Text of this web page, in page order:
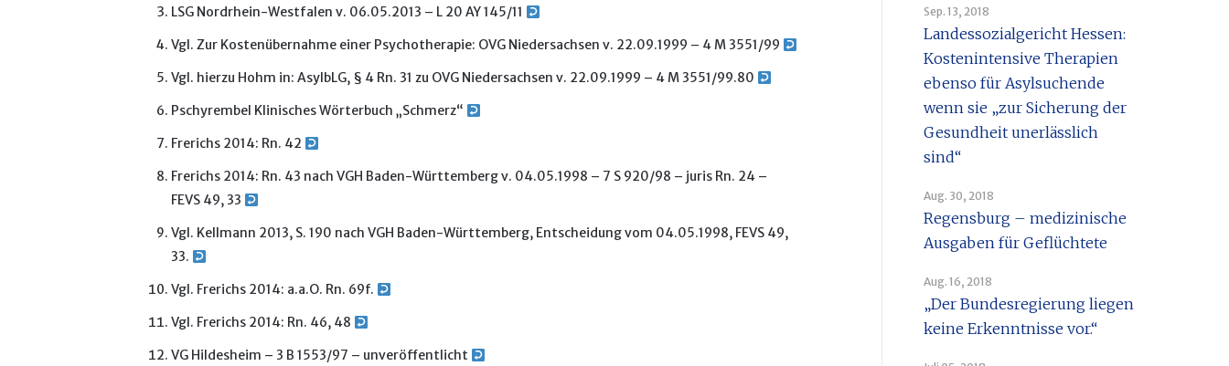
LSG Nordrhein-Westfalen v. 06.05.2013 – L 20 AY 145/11
Vgl. Zur Kostenübernahme einer Psychotherapie: OVG Niedersachsen v. 22.09.1999 – 4 M 3551/99
Vgl. hierzu Hohm in: AsylbLG, § 4 Rn. 31 zu OVG Niedersachsen v. 22.09.1999 – 4 M 3551/99.80
Pschyrembel Klinisches Wörterbuch „Schmerz“
Frerichs 2014: Rn. 42
Frerichs 2014: Rn. 43 nach VGH Baden-Württemberg v. 04.05.1998 – 7 S 920/98 – juris Rn. 24 –
FEVS 49, 33
Vgl. Kellmann 2013, S. 190 nach VGH Baden-Württemberg, Entscheidung vom 04.05.1998, FEVS 49,
33.
Vgl. Frerichs 2014: a.a.O. Rn. 69f.
Vgl. Frerichs 2014: Rn. 46, 48
VG Hildesheim – 3 B 1553/97 – unveröffentlicht
Sep. 13, 2018
Landessozialgericht Hessen:
Kostenintensive Therapien
ebenso für Asylsuchende
wenn sie „zur Sicherung der
Gesundheit unerlässlich
sind“
Aug. 30, 2018
Regensburg – medizinische
Ausgaben für Geflüchtete
Aug. 16, 2018
„Der Bundesregierung liegen
keine Erkenntnisse vor.“